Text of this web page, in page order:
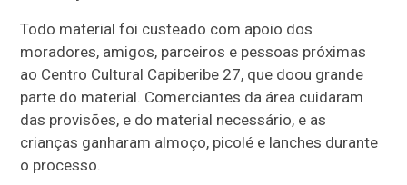
Todo material foi custeado com apoio dos
moradores, amigos, parceiros e pessoas próximas
ao Centro Cultural Capiberibe 27, que doou grande
parte do material. Comerciantes da área cuidaram
das provisões, e do material necessário, e as
crianças ganharam almoço, picolé e lanches durante
o processo.